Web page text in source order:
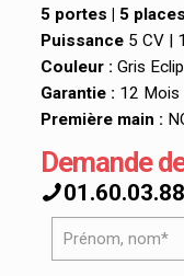
5 portes | 5 places
Puissance 5 CV |
Couleur : Gris
Garantie : 12 Mois
Première main :
Demande